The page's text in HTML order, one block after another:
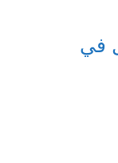
في